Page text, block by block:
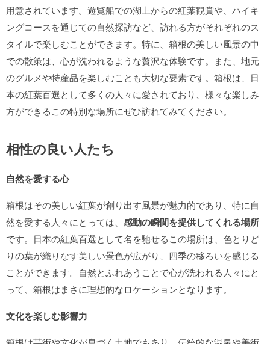
用意されています。遊覧船での湖上からの紅葉観賞や、ハイキ
ングコースを通じての自然探訪など、訪れる方がそれぞれのス
タイルで楽しむことができます。特に、箱根の美しい風景の中
での散策は、心が洗われるような贅沢な体験です。また、地元
のグルメや特産品を楽しむことも大切な要素です。箱根は、日
本の紅葉百選として多くの人々に愛されており、様々な楽しみ
方ができるこの特別な場所にぜひ訪れてみてください。
相性の良い人たち
自然を愛する心
箱根はその美しい紅葉が創り出す風景が魅力的であり、特に自
然を愛する人々にとっては、 感動の瞬間を提供してくれる場所
です。日本の紅葉百選として名を馳せるこの場所は、色とりど
りの葉が織りなす美しい景色が広がり、四季の移ろいを感じる
ことができます。自然とふれあうことで心が洗われる人々にと
って、箱根はまさに理想的なロケーションとなります。
文化を楽しむ影響力